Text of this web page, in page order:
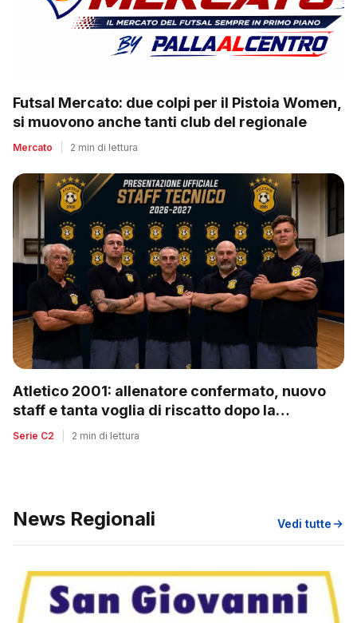
Futsal Mercato: due colpi per il Pistoia Women,
si muovono anche tanti club del regionale
Mercato 2 min di lettura
Atletico 2001: allenatore confermato, nuovo
staff e tanta voglia di riscatto dopo la
retrocessione
Serie C2 2 min di lettura
News Regionali Vedi tutte